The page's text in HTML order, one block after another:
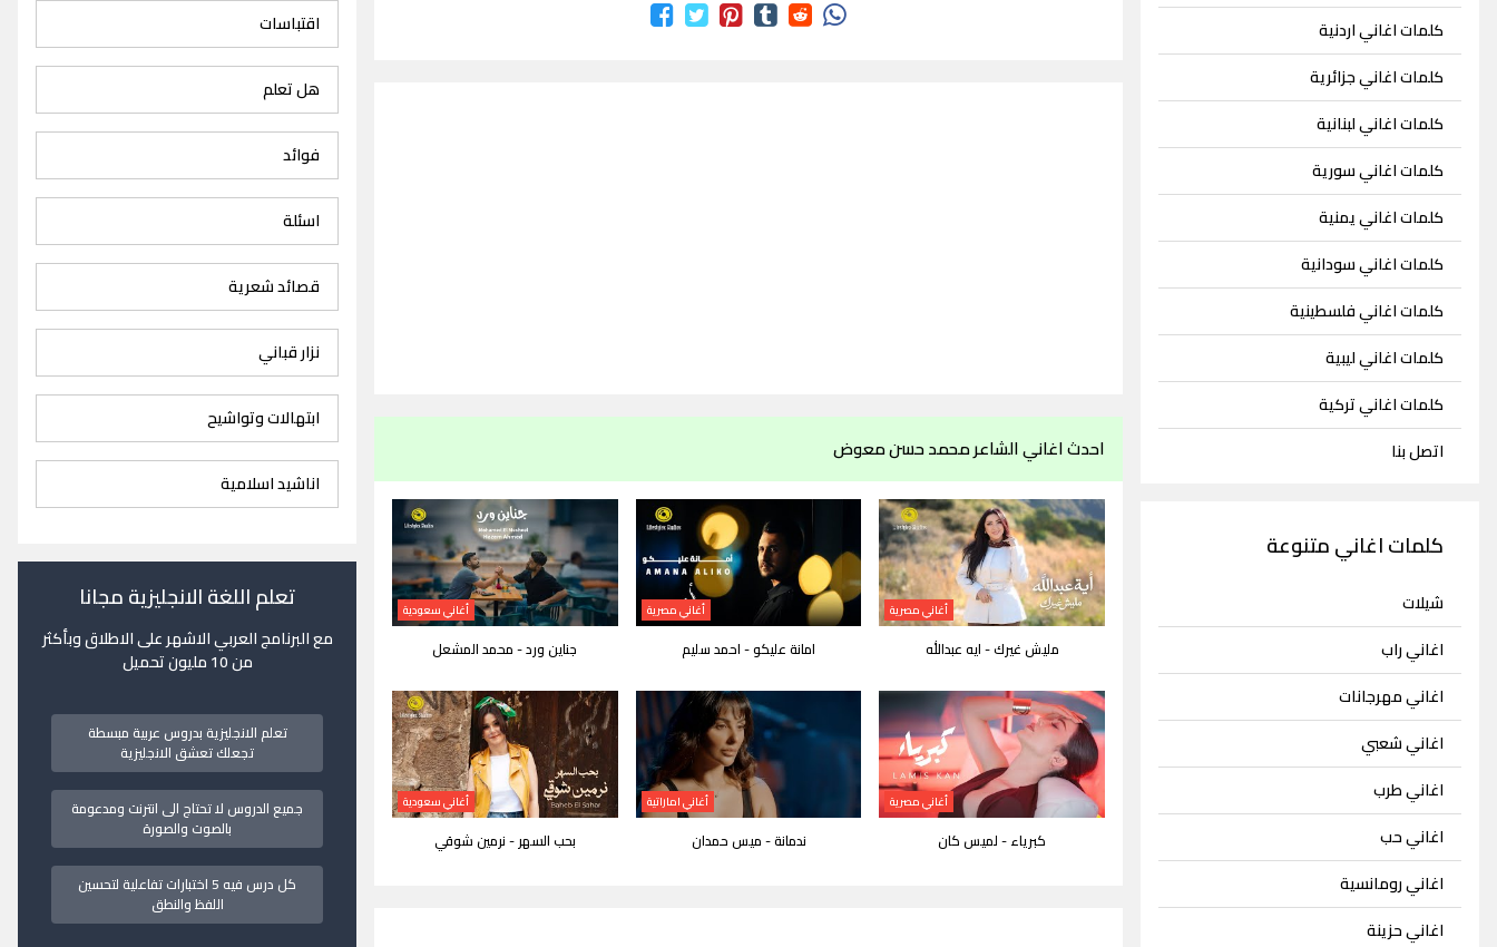
كلمات اغاني اردنية
كلمات اغاني جزائرية
كلمات اغاني لبنانية
كلمات اغاني سورية
كلمات اغاني يمنية
كلمات اغاني سودانية
كلمات اغاني فلسطينية
كلمات اغاني ليبية
كلمات اغاني تركية
اتصل بنا
كلمات اغاني متنوعة
شيلات
اغاني راب
اغاني مهرجانات
اغاني شعبي
اغاني طرب
اغاني حب
اغاني رومانسية
اغاني حزينة
احدث اغاني الشاعر محمد حسن معوض
أغاني مصرية
مليش غيرك - ايه عبدالله
أغاني مصرية
امانة عليكو - احمد سليم
أغاني سعودية
جناين ورد - محمد المشعل
أغاني مصرية
كبرياء - لميس كان
أغاني اماراتية
ندمانة - ميس حمدان
أغاني سعودية
بحب السهر - نرمين شوقي
اقتباسات
هل تعلم
فوائد
اسئلة
قصائد شعرية
نزار قباني
ابتهالات وتواشيح
اناشيد اسلامية
تعلم اللغة الانجليزية مجانا
مع البرنامج العربي الاشهر على الاطلاق وبأكثر
من 10 مليون تحميل
تعلم الانجليزية بدروس عربية مبسطة
تجعلك تعشق الانجليزية
جميع الدروس لا تحتاج الى انترنت ومدعومة
بالصوت والصورة
كل درس فيه 5 اختبارات تفاعلية لتحسين
اللفظ والنطق